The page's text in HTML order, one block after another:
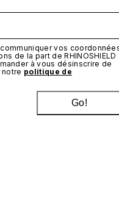
vos
de la part de RHINOSHIELD
à vous désinscrire de
politique de
Go!